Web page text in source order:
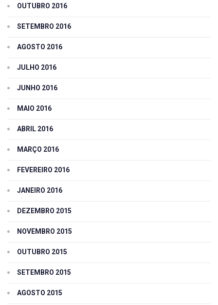
OUTUBRO 2016
SETEMBRO 2016
AGOSTO 2016
JULHO 2016
JUNHO 2016
MAIO 2016
ABRIL 2016
MARÇO 2016
FEVEREIRO 2016
JANEIRO 2016
DEZEMBRO 2015
NOVEMBRO 2015
OUTUBRO 2015
SETEMBRO 2015
AGOSTO 2015